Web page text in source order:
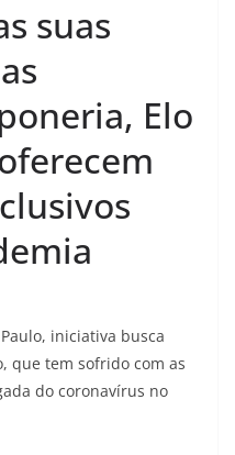
suas
Elo
iniciativa busca
que tem sofrido com as
do coronavírus no